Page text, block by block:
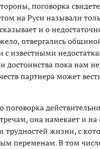
поговорка
на Руси называли
и о
отвергались
известными
достоинства пока нам
партнера может
она намекает и
трудностей жизни, с
переменам. В том